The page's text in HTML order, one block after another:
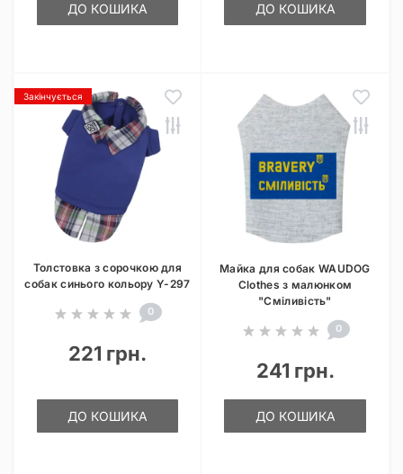
ДО КОШИКА ДО КОШИКА
Закінчується
Толстовка з сорочкою для
собак синього кольору Y-297
0
221 грн.
ДО КОШИКА
Майка для собак WAUDOG
Clothes з малюнком
"Сміливість"
0
241 грн.
ДО КОШИКА